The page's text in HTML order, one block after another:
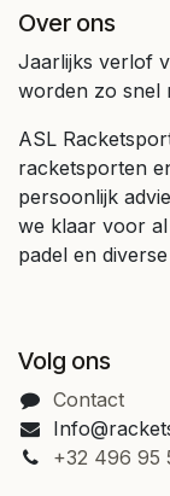
Over ons
Jaarlijks verlof
worden zo snel
ASL
racketsporten
persoonlijk
we klaar voor
padel en
Volg ons
Contact
+32 496 95